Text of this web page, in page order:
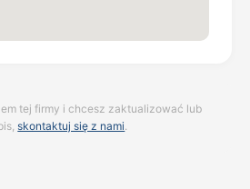
tej firmy i chcesz zaktualizować lub
skontaktuj się z nami.